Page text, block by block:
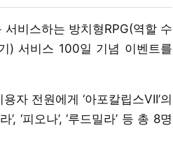
비스하는 방치형RPG(역할 수
) 서비스 100일 기념 이벤트를
자 전원에게 ‘아포칼립스VII’의
’, ‘피오나’, ‘루드밀라’ 등 총 8명